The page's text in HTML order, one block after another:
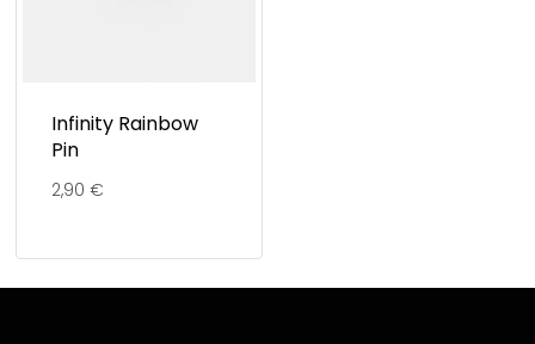
Infinity Rainbow
Pin
2,90 €